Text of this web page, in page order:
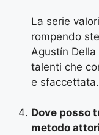
La serie
rompendo
Agustín
talenti che
e sfaccettata.
Dove posso
metodo